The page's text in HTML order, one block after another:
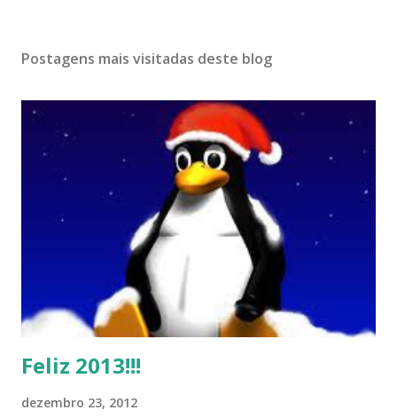
Postagens mais visitadas deste blog
Feliz 2013!!!
dezembro 23, 2012